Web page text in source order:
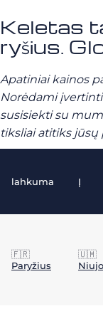
Keletas
ryšius.
Apatiniai kainos
Norėdami
susisiekti su
tiksliai atitiks jūsų
lahkuma Į
🇫🇷
Paryžius
🇺🇲